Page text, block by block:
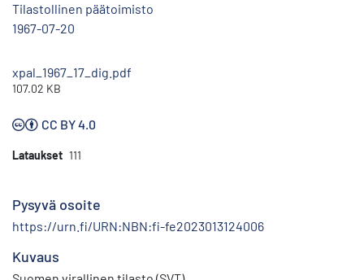
Tilastollinen päätoimisto
1967-07-20
xpal_1967_17_dig.pdf
107.02 KB
CC BY 4.0
Lataukset 111
Pysyvä osoite
https://urn.fi/URN:NBN:fi-fe2023013124006
Kuvaus